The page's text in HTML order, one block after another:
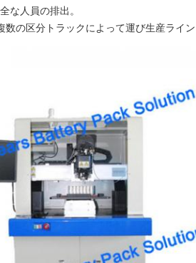
な人員の排出。
数の区分トラックによって運び生産ライン